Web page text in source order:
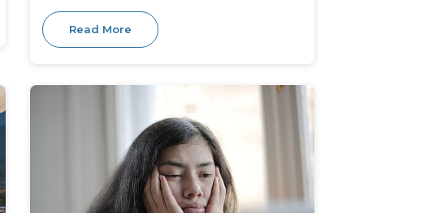
Read More